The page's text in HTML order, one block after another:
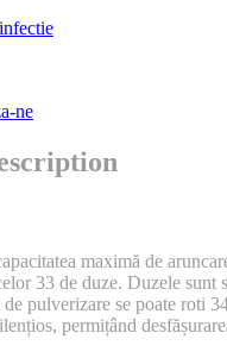
ne
maximă de
33 de duze. Duzele sunt
pulverizare se poate roti
permițând